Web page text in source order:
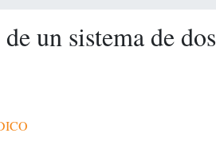
un sistema de dos